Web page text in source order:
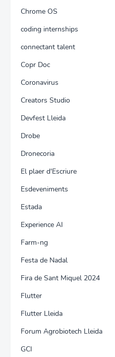
Chrome OS
coding internships
connectant talent
Copr Doc
Coronavirus
Creators Studio
Devfest Lleida
Drobe
Dronecoria
El plaer d'Escriure
Esdeveniments
Estada
Experience AI
Farm-ng
Festa de Nadal
Fira de Sant Miquel 2024
Flutter
Flutter Lleida
Forum Agrobiotech Lleida
GCI